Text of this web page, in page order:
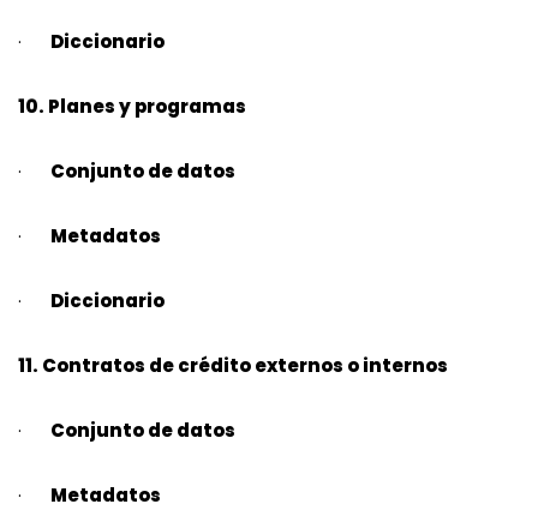
· Diccionario
10. Planes y programas
· Conjunto de datos
· Metadatos
· Diccionario
11. Contratos de crédito externos o internos
· Conjunto de datos
· Metadatos